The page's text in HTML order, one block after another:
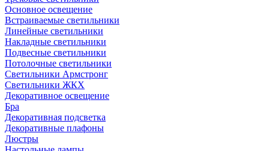
Основное освещение
Встраиваемые светильники
Линейные светильники
Накладные светильники
Подвесные светильники
Потолочные светильники
Светильники Армстронг
Светильники ЖКХ
Декоративное освещение
Бра
Декоративная подсветка
Декоративные плафоны
Люстры